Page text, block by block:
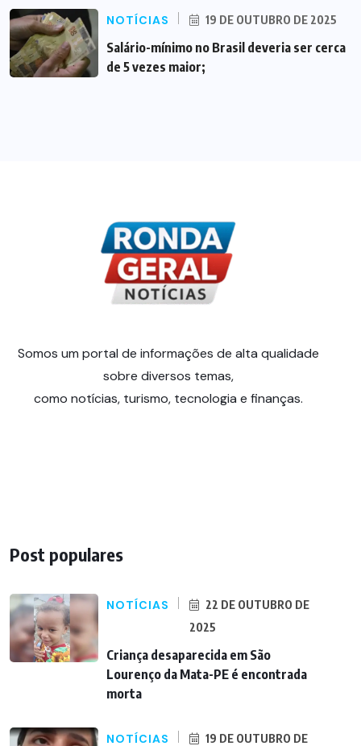
NOTÍCIAS 19 DE OUTUBRO DE 2025
Salário-mínimo no Brasil deveria ser cerca
de 5 vezes maior;
Somos um portal de informações de alta qualidade
sobre diversos temas,
como notícias, turismo, tecnologia e finanças.
Post populares
NOTÍCIAS
22 DE OUTUBRO DE
2025
Criança desaparecida em São
Lourenço da Mata-PE é encontrada
morta
NOTÍCIAS 19 DE OUTUBRO DE